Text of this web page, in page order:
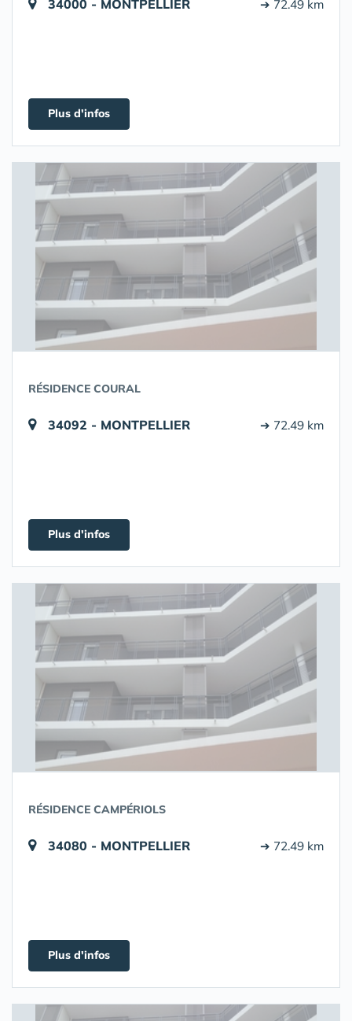
34000 - MONTPELLIER ➔ 72.49 km
Plus d'infos
RÉSIDENCE COURAL
34092 - MONTPELLIER ➔ 72.49 km
Plus d'infos
RÉSIDENCE CAMPÉRIOLS
34080 - MONTPELLIER ➔ 72.49 km
Plus d'infos